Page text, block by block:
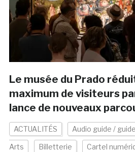
Le musée du Prado
maximum de visiteurs
lance de nouveaux
ACTUALITÉS Audio guide /
Arts Billetterie Cartel